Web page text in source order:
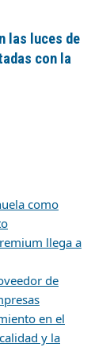
las luces de
con la
como
llega a
de
en el
y la